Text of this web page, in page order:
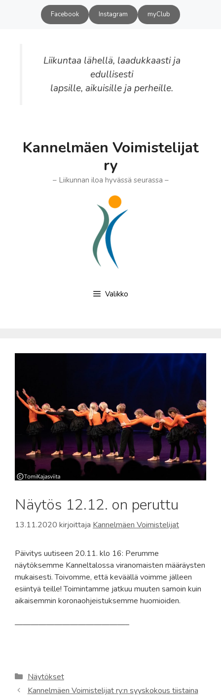
Facebook Instagram myClub
Liikuntaa lähellä, laadukkaasti ja
edullisesti
lapsille, aikuisille ja perheille.
Kannelmäen Voimistelijat
ry
– Liikunnan iloa hyvässä seurassa –
Valikko
Näytös 12.12. on peruttu
13.11.2020 kirjoittaja Kannelmäen Voimistelijat
Päivitys uutiseen 20.11. klo 16: Perumme
näytöksemme Kanneltalossa viranomaisten määräysten
mukaisesti. Toivomme, että keväällä voimme jälleen
esiintyä teille! Toimintamme jatkuu muuten samoin kuin
aikaisemmin koronaohjeistuksemme huomioiden.
——————————————–
Kategoriat
Näytökset
Kannelmäen Voimistelijat ry:n syyskokous tiistaina